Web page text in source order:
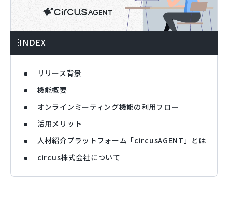
INDEX
リリース背景
機能概要
オンラインミーティング機能の利用フロー
活用メリット
人材紹介プラットフォーム「circusAGENT」とは
circus株式会社について